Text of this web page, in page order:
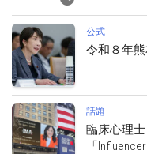
公式
令和８年
話題
臨床心理
「